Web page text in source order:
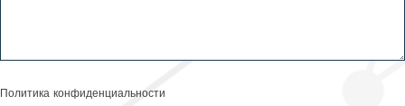
Политика конфиденциальности